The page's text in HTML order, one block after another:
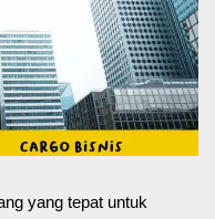
yang tepat untuk